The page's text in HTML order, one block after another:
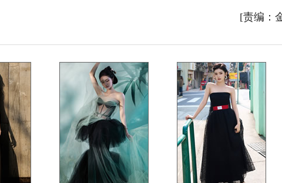
[责编：